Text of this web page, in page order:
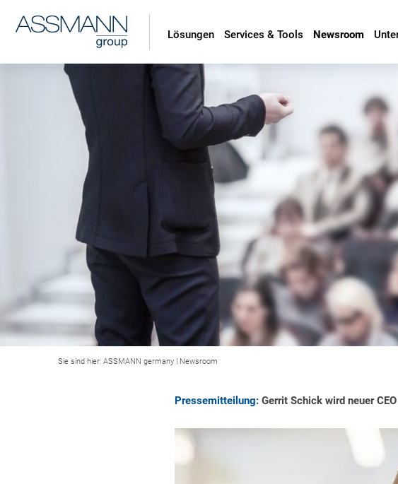
Lösungen Services & Tools Newsroom
Sie sind hier: ASSMANN germany | Newsroom
Pressemitteilung: Gerrit Schick wird neuer